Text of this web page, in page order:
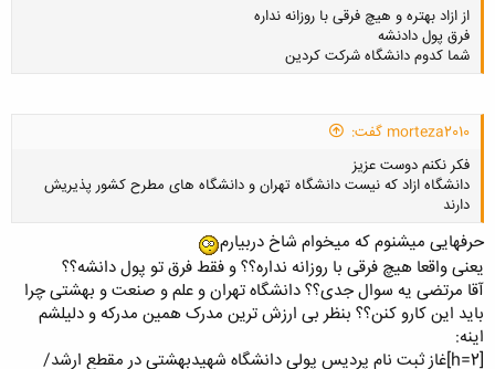
از ازاد بهتره و هیچ فرقی با روزانه نداره
فرق پول دادنشه
شما کدوم دانشگاه شرکت کردین
morteza2010 گفت:
فکر نکنم دوست عزیز
دانشگاه ازاد که نیست دانشگاه تهران و دانشگاه های مطرح کشور پذیریش
دارند
کلیک کنید تا باز شود...
حرفهایی میشنوم که میخوام شاخ دربیارم
یعنی واقعا هیچ فرقی با روزانه نداره؟؟ و فقط فرق تو پول دانشه؟؟
آقا مرتضی یه سوال جدی؟؟ دانشگاه تهران و علم و صنعت و بهشتی چرا
باید این کارو کنن؟؟ بنظر بی ارزش ترین مدرک همین مدرکه و دلیلشم
اینه:
[h=2]غاز ثبت نام پردیس پولی دانشگاه شهیدبهشتی در مقطع ارشد/